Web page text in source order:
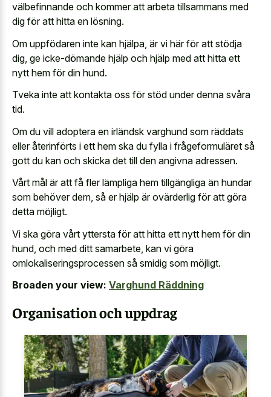
välbefinnande och kommer att arbeta tillsammans med
dig för att hitta en lösning.
Om uppfödaren inte kan hjälpa, är vi här för att stödja
dig, ge icke-dömande hjälp och hjälp med att hitta ett
nytt hem för din hund.
Tveka inte att kontakta oss för stöd under denna svåra
tid.
Om du vill adoptera en irländsk varghund som räddats
eller återinförts i ett hem ska du fylla i frågeformuläret så
gott du kan och skicka det till den angivna adressen.
Vårt mål är att få fler lämpliga hem tillgängliga än hundar
som behöver dem, så er hjälp är ovärderlig för att göra
detta möjligt.
Vi ska göra vårt yttersta för att hitta ett nytt hem för din
hund, och med ditt samarbete, kan vi göra
omlokaliseringsprocessen så smidig som möjligt.
Broaden your view: Varghund Räddning
Organisation och uppdrag